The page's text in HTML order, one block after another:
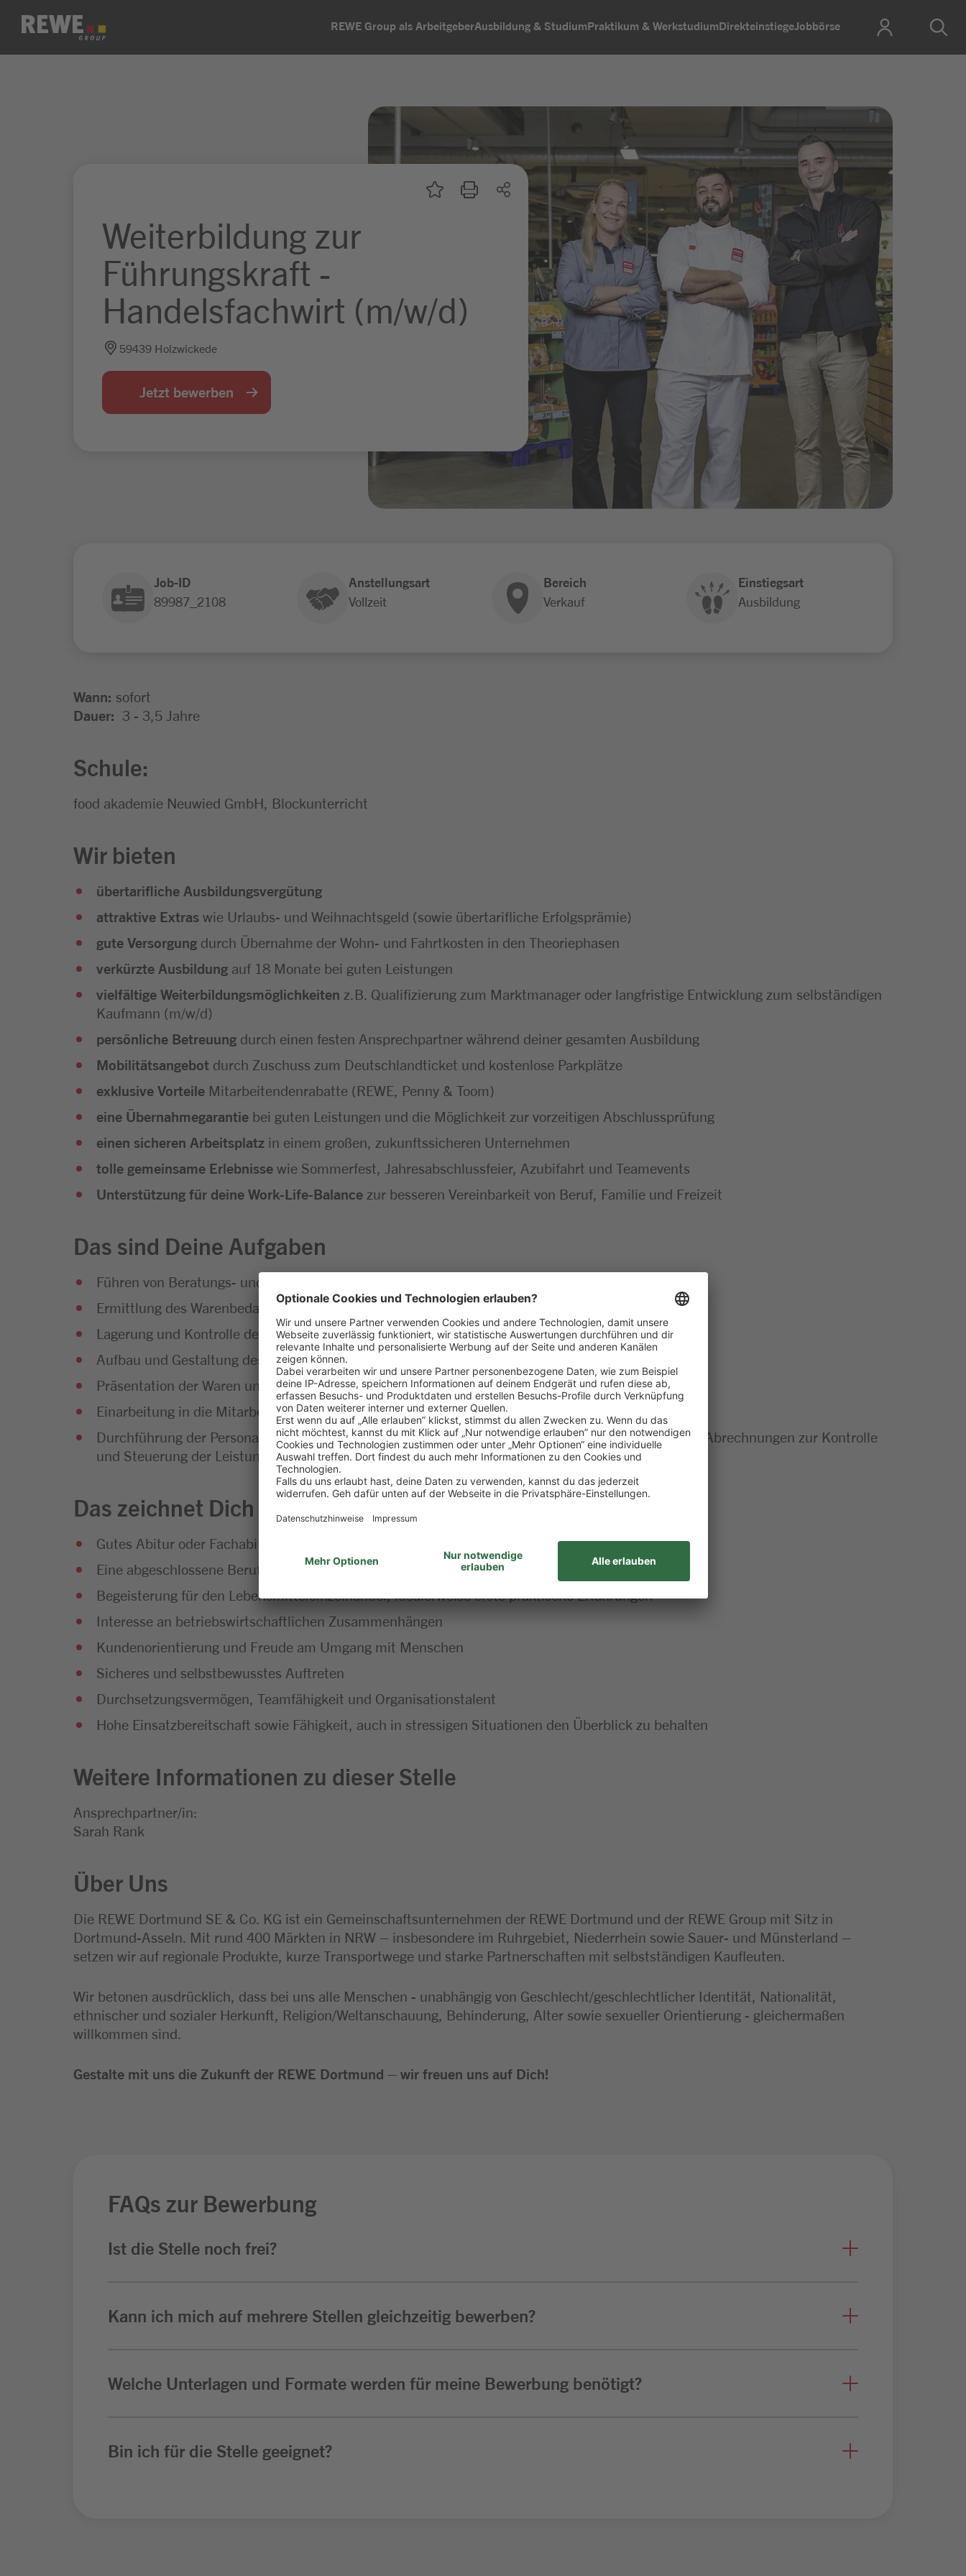
Zum Inhalt springen REWE Group als ArbeitgeberAusbildung & StudiumPraktikum & WerkstudiumDirekteinstiegeJobbörse
Weiterbildung zur
Führungskraft -
Handelsfachwirt (m/w/d)
59439 Holzwickede
Jetzt bewerben
Job-ID
89987_2108
Anstellungsart
Vollzeit
Bereich
Verkauf
Einstiegsart
Ausbildung
Wann: sofort
Dauer: 3 - 3,5 Jahre
Schule:
food akademie Neuwied GmbH, Blockunterricht
Wir bieten
übertarifliche Ausbildungsvergütung
attraktive Extras wie Urlaubs- und Weihnachtsgeld (sowie übertarifliche Erfolgsprämie)
gute Versorgung durch Übernahme der Wohn- und Fahrtkosten in den Theoriephasen
verkürzte Ausbildung auf 18 Monate bei guten Leistungen
vielfältige Weiterbildungsmöglichkeiten z.B. Qualifizierung zum Marktmanager oder langfristige Entwicklung zum selbständigen
Kaufmann (m/w/d)
persönliche Betreuung durch einen festen Ansprechpartner während deiner gesamten Ausbildung
Mobilitätsangebot durch Zuschuss zum Deutschlandticket und kostenlose Parkplätze
exklusive Vorteile Mitarbeitendenrabatte (REWE, Penny & Toom)
eine Übernahmegarantie bei guten Leistungen und die Möglichkeit zur vorzeitigen Abschlussprüfung
einen sicheren Arbeitsplatz in einem großen, zukunftssicheren Unternehmen
tolle gemeinsame Erlebnisse wie Sommerfest, Jahresabschlussfeier, Azubifahrt und Teamevents
Unterstützung für deine Work-Life-Balance zur besseren Vereinbarkeit von Beruf, Familie und Freizeit
Das sind Deine Aufgaben
Führen von Beratungs- und Verkaufsgesprächen
Ermittlung des Warenbedarfs und Disposition der Ware
Lagerung und Kontrolle der Waren
Aufbau und Gestaltung des Warensortiments
Präsentation der Waren und Umsetzung von Verkaufsförderungsmaßnahmen
Einarbeitung in die Mitarbeiterführung
Durchführung der Personalplanung sowie Erstellung von Verkaufsstatistiken, Erfolgskontrollen und Abrechnungen zur Kontrolle
und Steuerung der Leistungsfähigkeit des Marktes
Das zeichnet Dich aus
Gutes Abitur oder Fachabitur
Eine abgeschlossene Berufsausbildung zum Kaufmann im Einzelhandel (m/w/d)
Begeisterung für den Lebensmitteleinzelhandel, idealerweise erste praktische Erfahrungen
Interesse an betriebswirtschaftlichen Zusammenhängen
Kundenorientierung und Freude am Umgang mit Menschen
Sicheres und selbstbewusstes Auftreten
Durchsetzungsvermögen, Teamfähigkeit und Organisationstalent
Hohe Einsatzbereitschaft sowie Fähigkeit, auch in stressigen Situationen den Überblick zu behalten
Weitere Informationen zu dieser Stelle
Ansprechpartner/in:
Sarah Rank
Über Uns
Die REWE Dortmund SE & Co. KG ist ein Gemeinschaftsunternehmen der REWE Dortmund und der REWE Group mit Sitz in
Dortmund-Asseln. Mit rund 400 Märkten in NRW – insbesondere im Ruhrgebiet, Niederrhein sowie Sauer- und Münsterland –
setzen wir auf regionale Produkte, kurze Transportwege und starke Partnerschaften mit selbstständigen Kaufleuten.
Wir betonen ausdrücklich, dass bei uns alle Menschen - unabhängig von Geschlecht/geschlechtlicher Identität, Nationalität,
ethnischer und sozialer Herkunft, Religion/Weltanschauung, Behinderung, Alter sowie sexueller Orientierung - gleichermaßen
willkommen sind.
Gestalte mit uns die Zukunft der REWE Dortmund – wir freuen uns auf Dich!
FAQs zur Bewerbung
Ist die Stelle noch frei?
Kann ich mich auf mehrere Stellen gleichzeitig bewerben?
Welche Unterlagen und Formate werden für meine Bewerbung benötigt?
Bin ich für die Stelle geeignet?